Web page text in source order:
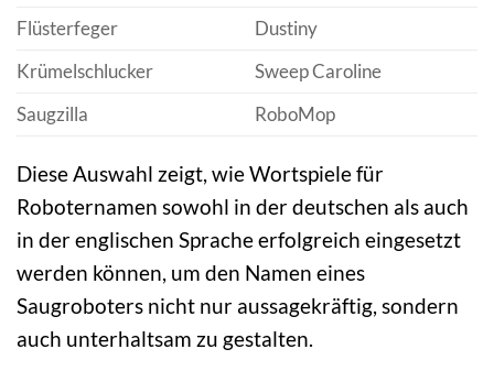
Flüsterfeger
Dustiny
Krümelschlucker
Sweep Caroline
Saugzilla
RoboMop
Diese Auswahl zeigt, wie Wortspiele für
Roboternamen sowohl in der deutschen als auch
in der englischen Sprache erfolgreich eingesetzt
werden können, um den Namen eines
Saugroboters nicht nur aussagekräftig, sondern
auch unterhaltsam zu gestalten.